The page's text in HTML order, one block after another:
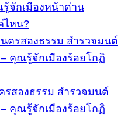
จักเมืองหน้าด่าน
ไหน?
รสองธรรม สำรวจมนต์
คุณรู้จักเมืองร้อยโกฏิ